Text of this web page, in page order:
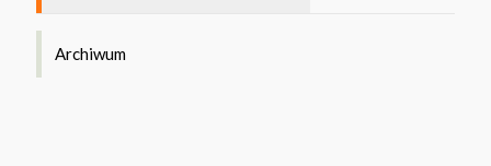
Archiwum